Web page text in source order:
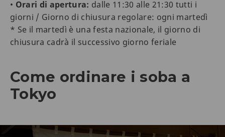
• Orari di apertura: dalle 11:30 alle 21:30 tutti i
giorni / Giorno di chiusura regolare: ogni martedì
* Se il martedì è una festa nazionale, il giorno di
chiusura cadrà il successivo giorno feriale
Come ordinare i soba a
Tokyo